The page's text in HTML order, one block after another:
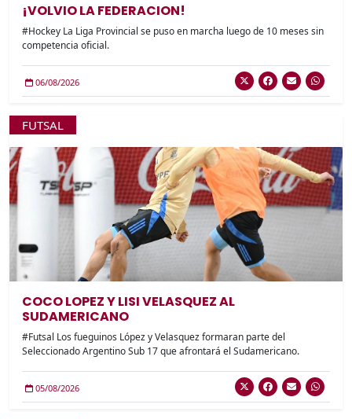
¡VOLVIO LA FEDERACION!
#Hockey La Liga Provincial se puso en marcha luego de 10 meses sin
competencia oficial.
06/08/2026
FUTSAL
COCO LOPEZ Y LISI VELASQUEZ AL
SUDAMERICANO
#Futsal Los fueguinos López y Velasquez formaran parte del
Seleccionado Argentino Sub 17 que afrontará el Sudamericano.
05/08/2026